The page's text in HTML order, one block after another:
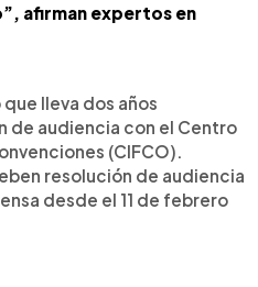
afirman expertos en
lleva dos años
de audiencia con el Centro
(CIFCO).
resolución de audiencia
desde el 11 de febrero